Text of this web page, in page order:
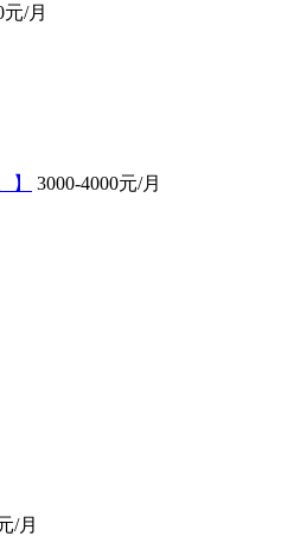
元/月
】 3000-4000元/月
/月